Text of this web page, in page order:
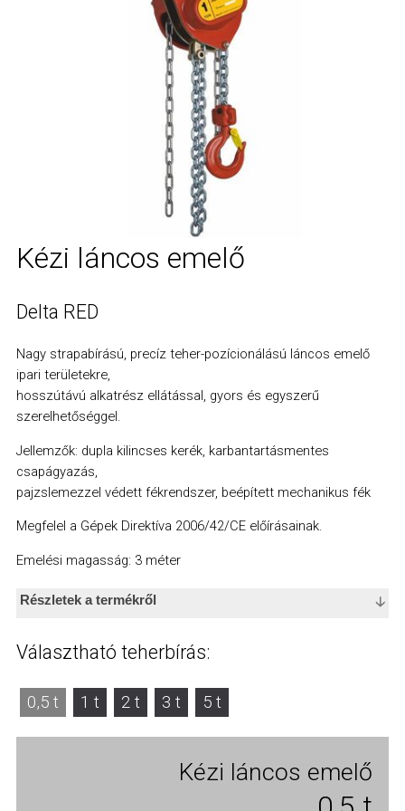
Rakományrögzítő feszítőegység
Kézi láncos emelő
Delta RED
Nagy strapabírású, precíz teher-pozícionálású láncos emelő
ipari területekre,
hosszútávú alkatrész ellátással, gyors és egyszerű
szerelhetőséggel.
Jellemzők: dupla kilincses kerék, karbantartásmentes
csapágyazás,
pajzslemezzel védett fékrendszer, beépített mechanikus fék
Megfelel a Gépek Direktíva 2006/42/CE előírásainak.
Emelési magasság: 3 méter
Részletek a termékről
A Delta Red típusú láncos emelők 0,5 t -20 t teherbírás
Webáruházban 0,5 t - 5 t közötti modelleket értékesítünk 3 m
emelési magassággal.
Méretek (mm) - teljes modellválaszték
Választható teherbírás:
0,5 t 1 t 2 t 3 t 5 t
Kézi láncos emelő